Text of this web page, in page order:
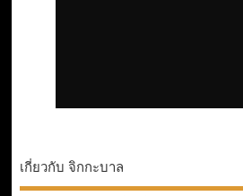
เกี่ยวกับ จิกกะบาล